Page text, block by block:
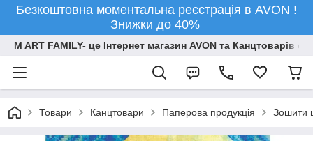
Безкоштовна моментальна реєстрація в AVON !
Знижки до 40%
M ART FAMILY- це Інтернет магазин AVON та Канцтоварів
Товари Канцтовари Паперова продукція Зошити